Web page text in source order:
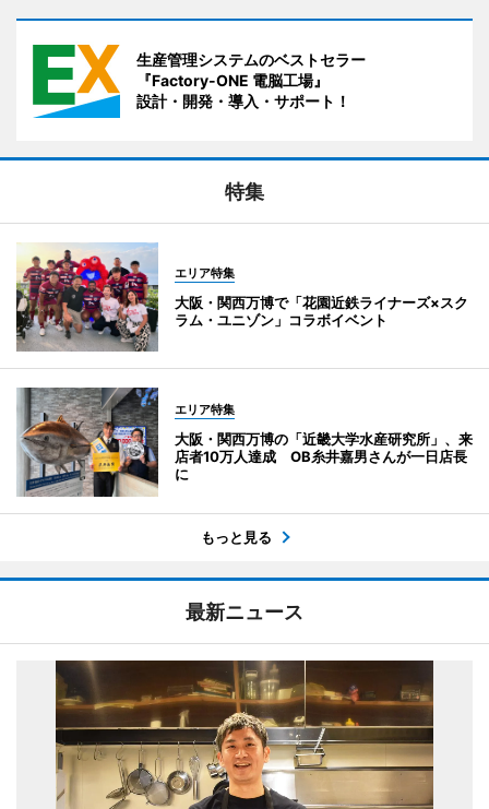
生産管理システムのベストセラー
『Factory-ONE 電脳工場』
設計・開発・導入・サポート！
特集
エリア特集
大阪・関西万博で「花園近鉄ライナーズ×スク
ラム・ユニゾン」コラボイベント
エリア特集
大阪・関西万博の「近畿大学水産研究所」、来
店者10万人達成 OB糸井嘉男さんが一日店長
に
もっと見る
最新ニュース